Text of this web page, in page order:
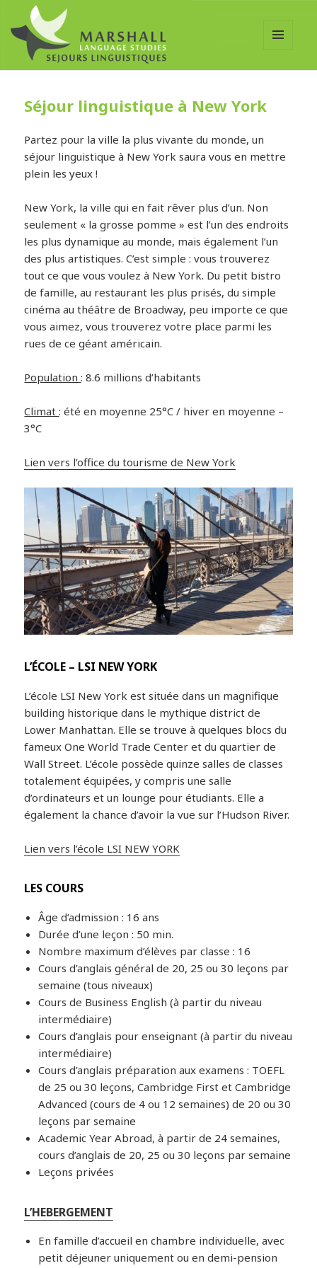
ET
Séjour linguistique à New York
Partez pour la ville la plus vivante du monde, un
séjour linguistique à New York saura vous en mettre
plein les yeux !
New York, la ville qui en fait rêver plus d’un. Non
seulement « la grosse pomme » est l’un des endroits
les plus dynamique au monde, mais également l’un
des plus artistiques. C’est simple : vous trouverez
tout ce que vous voulez à New York. Du petit bistro
de famille, au restaurant les plus prisés, du simple
cinéma au théâtre de Broadway, peu importe ce que
vous aimez, vous trouverez votre place parmi les
rues de ce géant américain.
Population: 8.6 millions d’habitants
Climat: été en moyenne 25°C / hiver en moyenne –
3°C
Lien vers l’office du tourisme de New York
L’ÉCOLE – LSI NEW YORK
L’école LSI New York est située dans un magnifique
building historique dans le mythique district de
Lower Manhattan. Elle se trouve à quelques blocs du
fameux One World Trade Center et du quartier de
Wall Street. L’école possède quinze salles de classes
totalement équipées, y compris une salle
d’ordinateurs et un lounge pour étudiants. Elle a
également la chance d’avoir la vue sur l’Hudson River.
Lien vers l’école LSI NEW YORK
LES COURS
Âge d’admission : 16 ans
Durée d’une leçon : 50 min.
Nombre maximum d’élèves par classe : 16
Cours d’anglais général de 20, 25 ou 30 leçons par
semaine (tous niveaux)
Cours de Business English (à partir du niveau
intermédiaire)
Cours d’anglais pour enseignant (à partir du niveau
intermédiaire)
Cours d’anglais préparation aux examens : TOEFL
de 25 ou 30 leçons, Cambridge First et Cambridge
Advanced (cours de 4 ou 12 semaines) de 20 ou 30
leçons par semaine
Academic Year Abroad, à partir de 24 semaines,
cours d’anglais de 20, 25 ou 30 leçons par semaine
Leçons privées
L’HEBERGEMENT
En famille d’accueil en chambre individuelle, avec
petit déjeuner uniquement ou en demi-pension